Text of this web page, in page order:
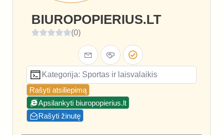
BIUROPOPIERIUS.LT
(0)
Kategorija: Sportas ir laisvalaikis
Rašyti atsiliepimą
Apsilankyti biuropopierius.lt
Rašyti žinutę